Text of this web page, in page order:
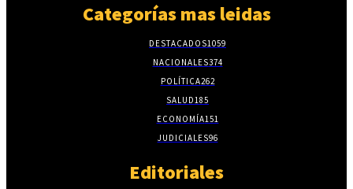
Categorías mas leidas
DESTACADOS1059
NACIONALES374
POLÍTICA262
SALUD185
ECONOMÍA151
JUDICIALES96
Editoriales